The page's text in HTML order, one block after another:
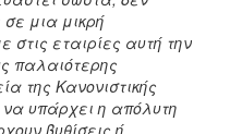
μια μικρή
εταιρίες αυτή την
παλαιότερης
της Κανονιστικής
να υπάρχει η απόλυτη